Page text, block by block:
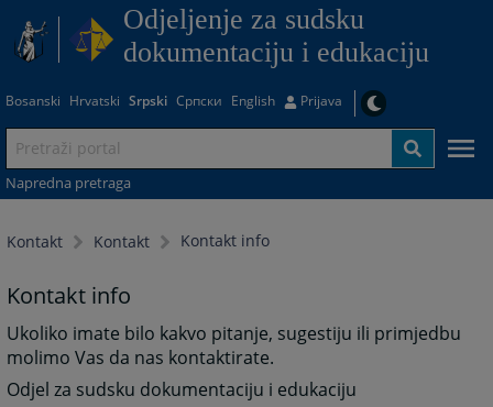
Odjeljenje za sudsku
dokumentaciju i edukaciju
Bosanski Hrvatski Srpski Српски English Prijava
Napredna pretraga
Kontakt Kontakt Kontakt info
Kontakt info
Ukoliko imate bilo kakvo pitanje, sugestiju ili primjedbu
molimo Vas da nas kontaktirate.
Odjel za sudsku dokumentaciju i edukaciju